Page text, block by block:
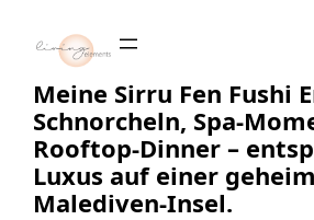
Inhalt
springen
Meine Sirru Fen Fushi
Schnorcheln, Spa-
Rooftop-Dinner –
Luxus auf einer
Malediven-Insel.